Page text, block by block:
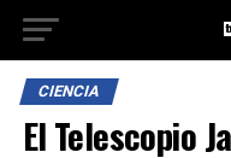
CIENCIA
El Telescopio